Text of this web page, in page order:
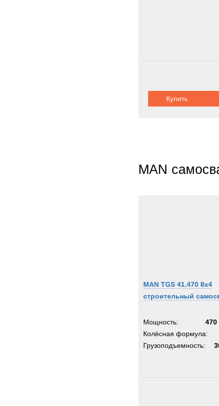
Купить
MAN
MAN TGS 41.470 8x4
строительный
Мощность:
470
Колёсная формула:
Грузоподъемность: